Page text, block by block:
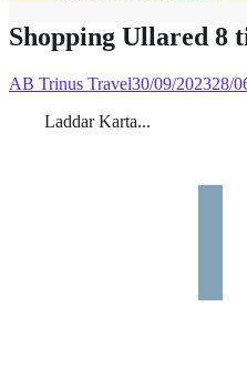
Shopping Ullared 8
AB Trinus Travel30/09/202328/
Laddar Karta...